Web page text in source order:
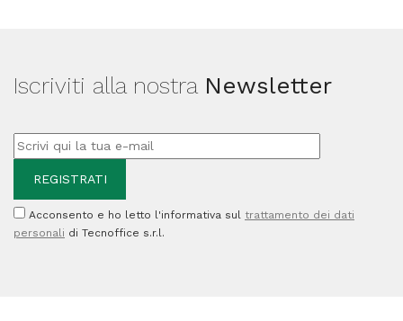
Nero
-
20
quantità
Iscriviti alla nostra Newsletter
Acconsento e ho letto l'informativa sul trattamento dei dati
personali di Tecnoffice s.r.l.